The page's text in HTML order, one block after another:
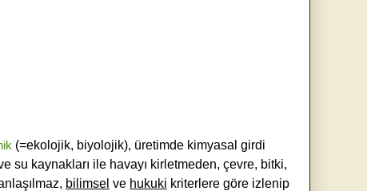
(=ekolojik, biyolojik), üretimde kimyasal girdi
su kaynakları ile havayı kirletmeden, çevre, bitki,
bilimsel ve hukuki kriterlere göre izlenip